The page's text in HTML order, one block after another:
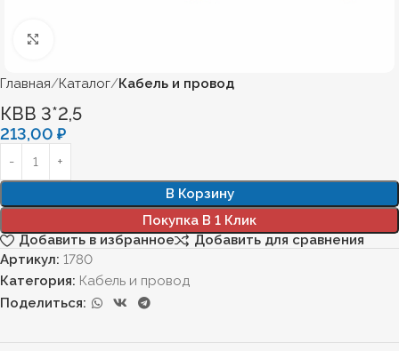
Главная Каталог Кабель и провод
КВВ 3*2,5
213,00 ₽
В Корзину
Покупка В 1 Клик
Добавить в избранное
Добавить для сравнения
Артикул: 1780
Категория: Кабель и провод
Поделиться: